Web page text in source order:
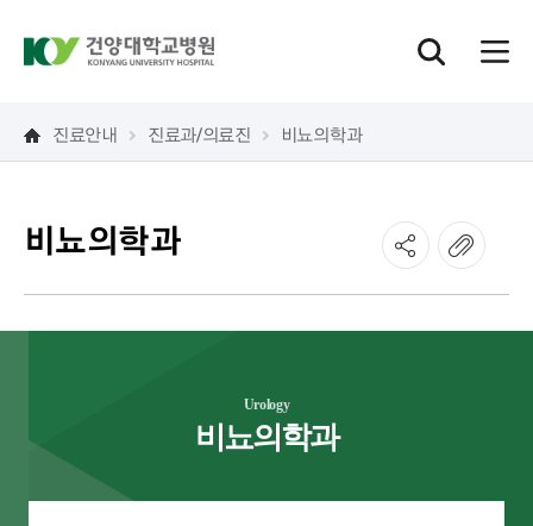
진료안내 진료과/의료진 비뇨의학과
비뇨의학과
Urology
비뇨의학과